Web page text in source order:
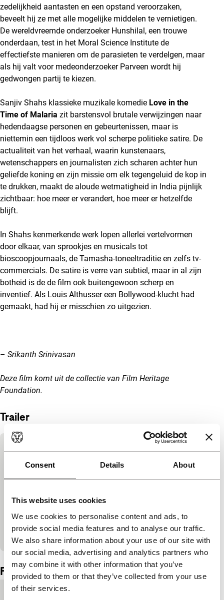
Consent Details About
This website uses cookies
We use cookies to personalise content and ads, to
provide social media features and to analyse our traffic.
We also share information about your use of our site with
our social media, advertising and analytics partners who
may combine it with other information that you’ve
provided to them or that they’ve collected from your use
of their services.
zedelijkheid aantasten en een opstand veroorzaken,
beveelt hij ze met alle mogelijke middelen te vernietigen.
De wereldvreemde onderzoeker Hunshilal, een trouwe
onderdaan, test in het Moral Science Institute de
effectiefste manieren om de parasieten te verdelgen, maar
als hij valt voor medeonderzoeker Parveen wordt hij
gedwongen partij te kiezen.
Sanjiv Shahs klassieke muzikale komedie Love in the
Time of Malaria zit barstensvol brutale verwijzingen naar
hedendaagse personen en gebeurtenissen, maar is
niettemin een tijdloos werk vol scherpe politieke satire. De
actualiteit van het verhaal, waarin kunstenaars,
wetenschappers en journalisten zich scharen achter hun
geliefde koning en zijn missie om elk tegengeluid de kop in
te drukken, maakt de aloude wetmatigheid in India pijnlijk
zichtbaar: hoe meer er verandert, hoe meer er hetzelfde
blijft.
In Shahs kenmerkende werk lopen allerlei vertelvormen
door elkaar, van sprookjes en musicals tot
bioscoopjournaals, de Tamasha-toneeltraditie en zelfs tv-
commercials. De satire is verre van subtiel, maar in al zijn
botheid is de de film ook buitengewoon scherp en
inventief. Als Louis Althusser een Bollywood-klucht had
gemaakt, had hij er misschien zo uitgezien.
– Srikanth Srinivasan
Deze film komt uit de collectie van Film Heritage
Foundation.
Trailer
Ingesloten inhoud van YouTube overslaan
Deze inhoud is beschikbaar na het accepteren
van de marketingcookies.
Cookie-instellingen wijzigen
Bekijk op YouTube
Ingesloten inhoud van YouTube overgeslagen.
Film details